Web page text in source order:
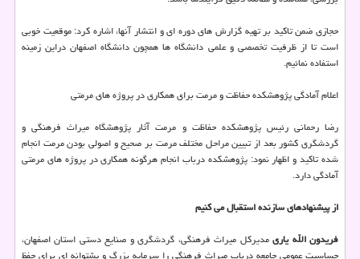
حجازی ضمن تاكید بر تهیه گزارش های دوره ای و انتشار آنها، اشاره كرد: موقعیت خوبی
است تا از ظرفیت تخصصی و علمی دانشگاه ها همچون دانشگاه اصفهان دراین زمینه
استفاده نمائیم.
اعلام آمادگی پژوهشكده حفاظت و مرمت برای همكاری در پروژه های مرمتی
رضا رحمانی رئیس پژوهشكده حفاظت و مرمت آثار پژوهشگاه میراث فرهنگی و
گردشگری كشور بعد از تبیین مراحل مختلف مرمت بر صحیح و اصولی بودن مرمت انجام
شده تاكید و اظهار نمود: پژوهشكده درباب انجام هرگونه همكاری در پروژه های مرمتی
آمادگی دارد.
از پیشنهادهای سازنده استقبال می كنیم
فریدون الله یاریمدیركل میراث فرهنگی، گردشگری و صنایع دستی استان اصفهان،